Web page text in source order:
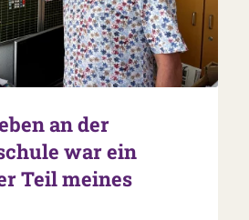
an der
war ein
Teil meines